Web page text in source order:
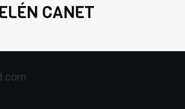
CANET